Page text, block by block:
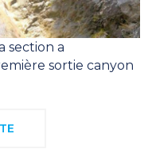
section a
sortie canyon